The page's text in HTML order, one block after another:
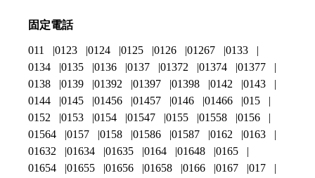
固定電話
011 0123 0124 0125 0126 01267
0133
0134
0135 0136 0137 01372 01374
01377
0138
0139 01392 01397 01398 0142
0143
0144
0145 01456 01457 0146 01466
015
0152
0153 0154 01547 0155 01558
0156
01564
0157 0158 01586 01587 0162
0163
01632
01634 01635 0164 01648
0165
01654
01655 01656 01658 0166 0167
017